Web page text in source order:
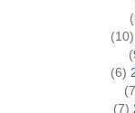
(10)
(6)
(7)